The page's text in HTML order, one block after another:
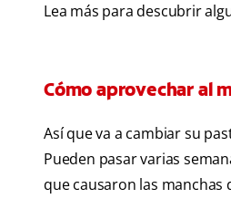
Lea más para descubrir
Cómo aprovechar al
Así que va a cambiar su
Pueden pasar varias
que causaron las